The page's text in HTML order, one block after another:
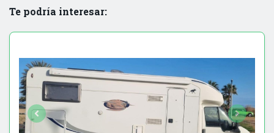
Te podría interesar: